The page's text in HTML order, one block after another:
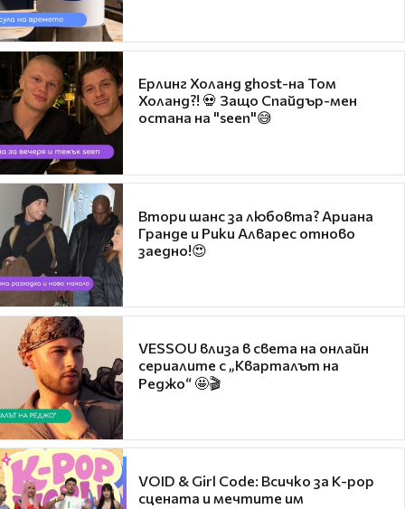
Ерлинг Холанд ghost-на Том
Холанд?! 💀 Защо Спайдър-мен
остана на "seen"😅
Втори шанс за любовта? Ариана
Гранде и Рики Алварес отново
заедно!😍
VESSOU влиза в света на онлайн
сериалите с „Кварталът на
Реджо“ 🤩🎬
VOID & Girl Code: Всичко за K-pop
сцената и мечтите им